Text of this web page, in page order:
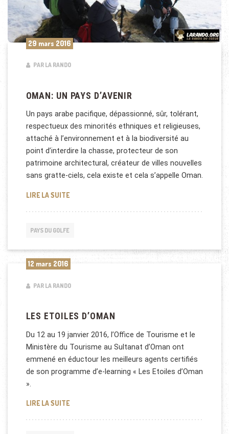
29 mars 2016
PAR LA RANDO
OMAN: UN PAYS D’AVENIR
Un pays arabe pacifique, dépassionné, sûr, tolérant,
respectueux des minorités ethniques et religieuses,
attaché à l’environnement et à la biodiversité au
point d’interdire la chasse, protecteur de son
patrimoine architectural, créateur de villes nouvelles
sans gratte-ciels, cela existe et cela s’appelle Oman.
LIRE LA SUITEOMAN: UN PAYS D’AVENIR
PAYS DU GOLFE
12 mars 2016
PAR LA RANDO
LES ETOILES D’OMAN
Du 12 au 19 janvier 2016, l’Office de Tourisme et le
Ministère du Tourisme au Sultanat d’Oman ont
emmené en éductour les meilleurs agents certifiés
de son programme d’e-learning « Les Etoiles d’Oman
».
LIRE LA SUITELES ETOILES D’OMAN